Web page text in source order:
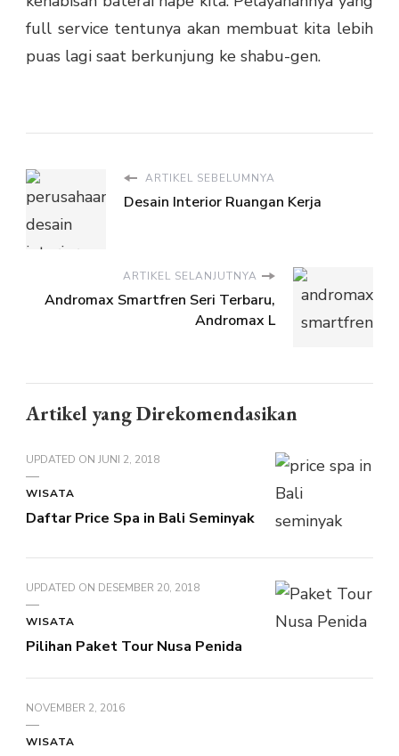
full service tentunya akan membuat kita lebih
puas lagi saat berkunjung ke shabu-gen.
ARTIKEL SEBELUMNYA
Desain Interior Ruangan Kerja
ARTIKEL SELANJUTNYA
Andromax Smartfren Seri Terbaru,
Andromax L
Artikel yang Direkomendasikan
UPDATED ON JUNI 2, 2018
WISATA
Daftar Price Spa in Bali Seminyak
UPDATED ON DESEMBER 20, 2018
WISATA
Pilihan Paket Tour Nusa Penida
NOVEMBER 2, 2016
WISATA